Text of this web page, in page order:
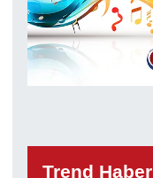
Trend